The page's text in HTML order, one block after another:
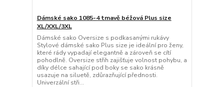
Dámské sako 1085-4 tmavě béžová Plus size
XL/XXL/3XL
Dámské sako Oversize s podkasanými rukávy
Stylové dámské sako Plus size je ideální pro ženy,
které rády vypadají elegantně a zároveň se cítí
pohodlně. Oversize střih zajišťuje volnost pohybu, a
díky délce sahající pod boky se sako krásně
usazuje na siluetě, zdůrazňující přednosti.
Univerzální stři...